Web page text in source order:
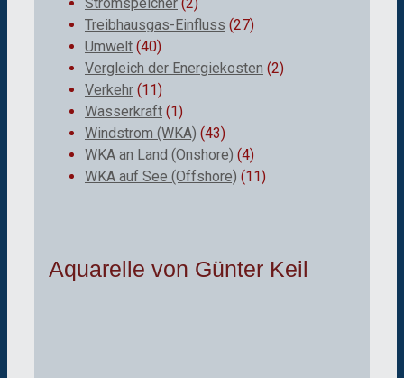
Treibhausgas-Einfluss (27)
Umwelt (40)
Vergleich der Energiekosten (2)
Verkehr (11)
Wasserkraft (1)
Windstrom (WKA) (43)
WKA an Land (Onshore) (4)
WKA auf See (Offshore) (11)
Aquarelle von Günter Keil